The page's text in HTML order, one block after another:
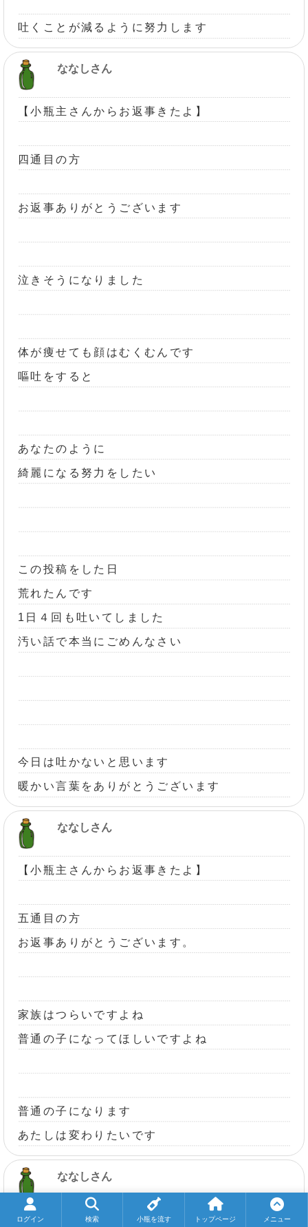
吐くことが減るように努力します
ななしさん
【小瓶主さんからお返事きたよ】
四通目の方
お返事ありがとうございます
泣きそうになりました
体が痩せても顔はむくむんです
嘔吐をすると
あなたのように
綺麗になる努力をしたい
この投稿をした日
荒れたんです
1日４回も吐いてしました
汚い話で本当にごめんなさい
今日は吐かないと思います
暖かい言葉をありがとうございます
ななしさん
【小瓶主さんからお返事きたよ】
五通目の方
お返事ありがとうございます。
家族はつらいですよね
普通の子になってほしいですよね
普通の子になります
あたしは変わりたいです
ななしさん
【小瓶主さんからお返事きたよ】
ログイン 検索 小瓶を流す トップページ メニュー